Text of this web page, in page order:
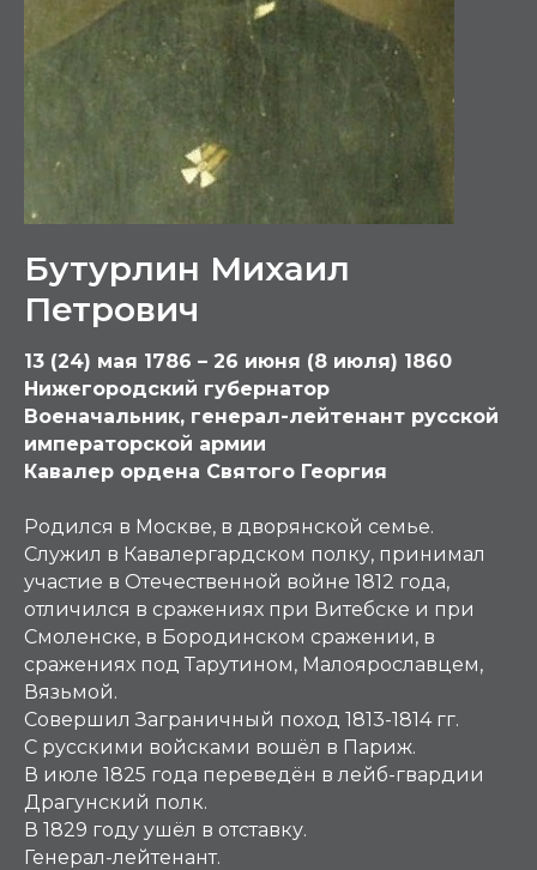
Бутурлин Михаил
Петрович
13 (24) мая 1786 – 26 июня (8 июля) 1860
Нижегородский губернатор
Военачальник, генерал-лейтенант русской
императорской армии
Кавалер ордена Святого Георгия
Родился в Москве, в дворянской семье.
Служил в Кавалергардском полку, принимал
участие в Отечественной войне 1812 года,
отличился в сражениях при Витебске и при
Смоленске, в Бородинском сражении, в
сражениях под Тарутином, Малоярославцем,
Вязьмой.
Совершил Заграничный поход 1813-1814 гг.
С русскими войсками вошёл в Париж.
В июле 1825 года переведён в лейб-гвардии
Драгунский полк.
В 1829 году ушёл в отставку.
Генерал-лейтенант.